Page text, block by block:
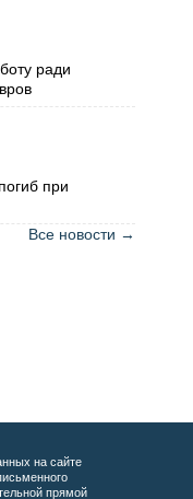
ради
при
Все новости →
на сайте
прямой